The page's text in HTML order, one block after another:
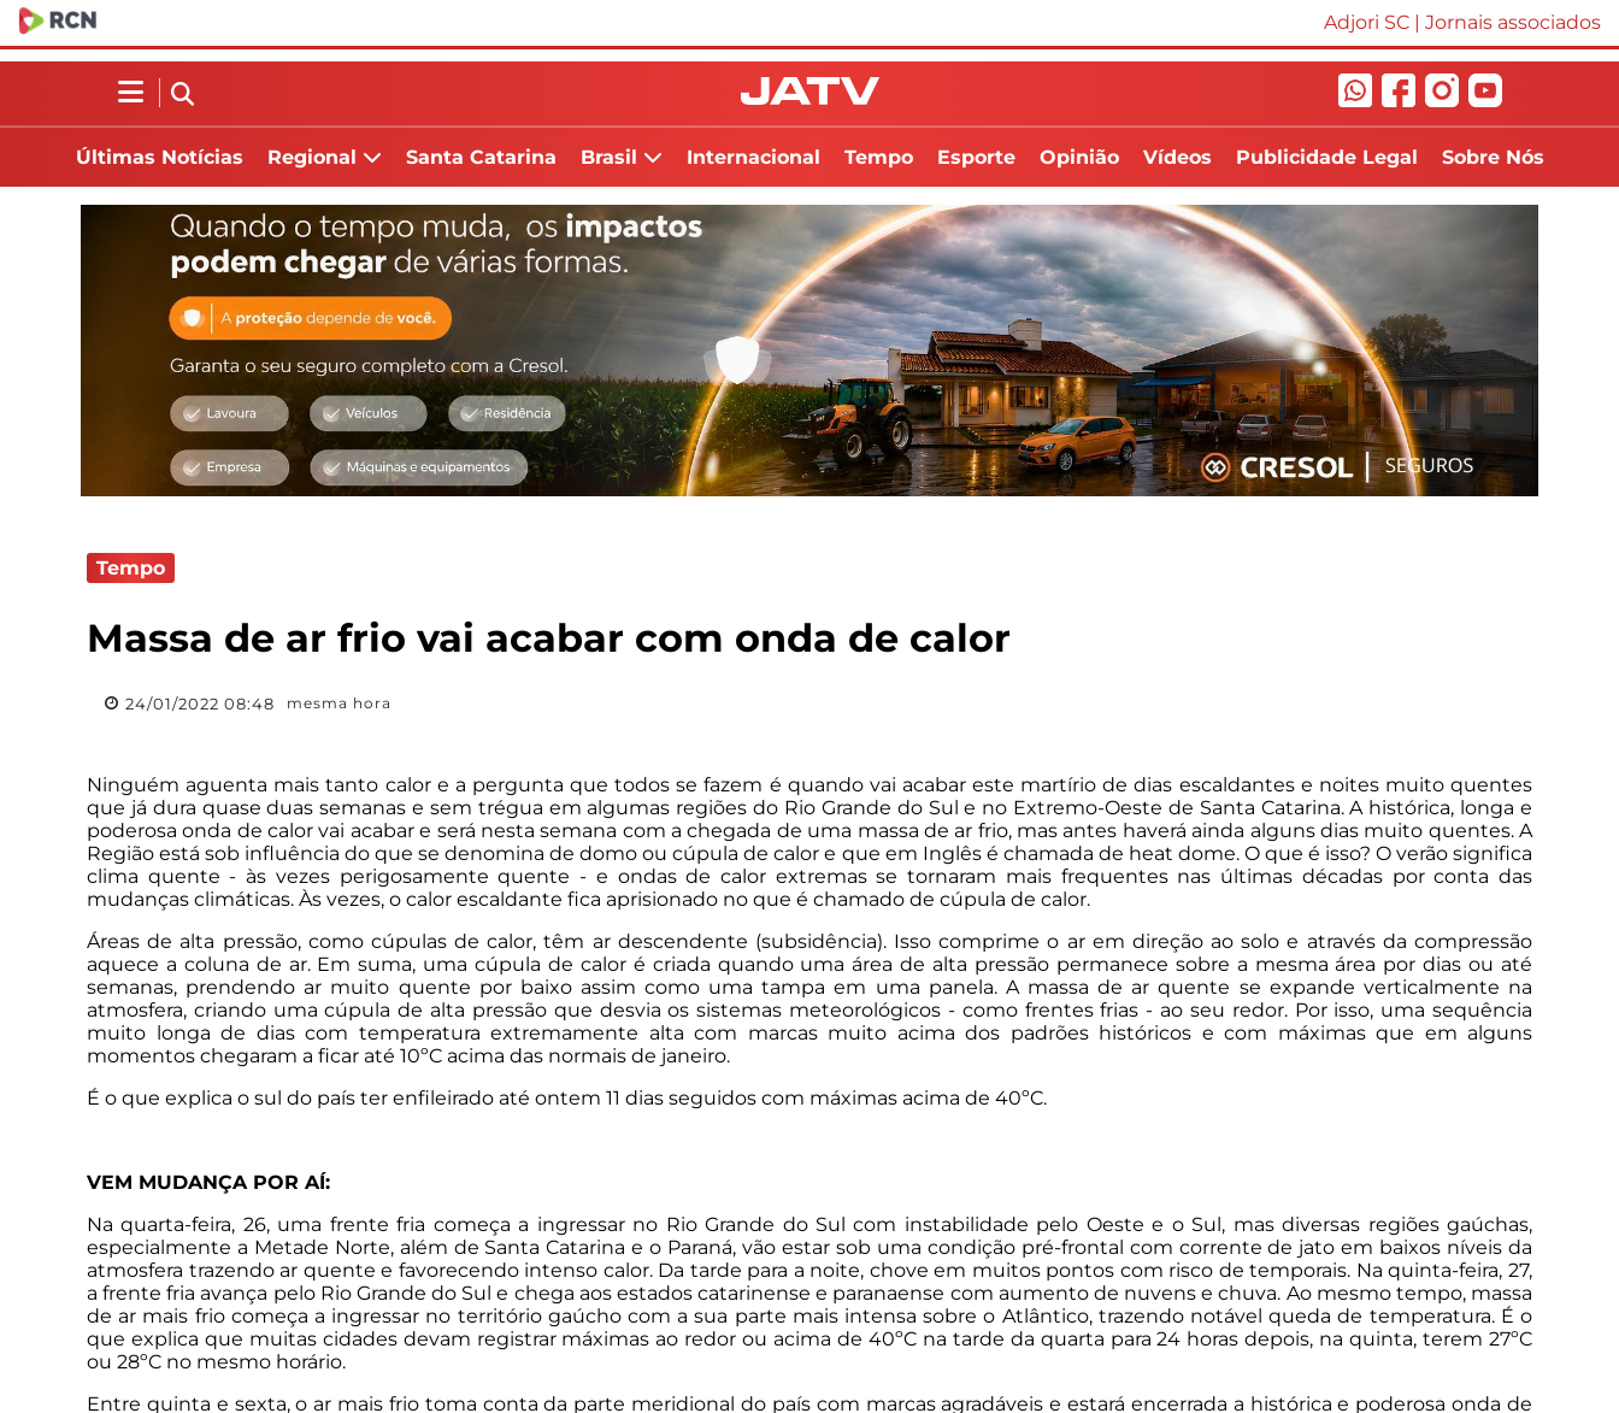
Adjori SC | Jornais associados
Últimas Notícias Regional Santa Catarina Brasil Internacional Tempo Esporte Opinião Vídeos Publicidade Legal Sobre Nós
Tempo
Massa de ar frio vai acabar com onda de calor
24/01/2022 08:48 mesma hora
Ninguém aguenta mais tanto calor e a pergunta que todos se fazem é quando vai acabar este martírio de dias escaldantes e noites muito quentes
que já dura quase duas semanas e sem trégua em algumas regiões do Rio Grande do Sul e no Extremo-Oeste de Santa Catarina. A histórica, longa e
poderosa onda de calor vai acabar e será nesta semana com a chegada de uma massa de ar frio, mas antes haverá ainda alguns dias muito quentes. A
Região está sob influência do que se denomina de domo ou cúpula de calor e que em Inglês é chamada de heat dome. O que é isso? O verão significa
clima quente - às vezes perigosamente quente - e ondas de calor extremas se tornaram mais frequentes nas últimas décadas por conta das
mudanças climáticas. Às vezes, o calor escaldante fica aprisionado no que é chamado de cúpula de calor.
Áreas de alta pressão, como cúpulas de calor, têm ar descendente (subsidência). Isso comprime o ar em direção ao solo e através da compressão
aquece a coluna de ar. Em suma, uma cúpula de calor é criada quando uma área de alta pressão permanece sobre a mesma área por dias ou até
semanas, prendendo ar muito quente por baixo assim como uma tampa em uma panela. A massa de ar quente se expande verticalmente na
atmosfera, criando uma cúpula de alta pressão que desvia os sistemas meteorológicos - como frentes frias - ao seu redor. Por isso, uma sequência
muito longa de dias com temperatura extremamente alta com marcas muito acima dos padrões históricos e com máximas que em alguns
momentos chegaram a ficar até 10ºC acima das normais de janeiro.
É o que explica o sul do país ter enfileirado até ontem 11 dias seguidos com máximas acima de 40ºC.
VEM MUDANÇA POR AÍ:
Na quarta-feira, 26, uma frente fria começa a ingressar no Rio Grande do Sul com instabilidade pelo Oeste e o Sul, mas diversas regiões gaúchas,
especialmente a Metade Norte, além de Santa Catarina e o Paraná, vão estar sob uma condição pré-frontal com corrente de jato em baixos níveis da
atmosfera trazendo ar quente e favorecendo intenso calor. Da tarde para a noite, chove em muitos pontos com risco de temporais. Na quinta-feira, 27,
a frente fria avança pelo Rio Grande do Sul e chega aos estados catarinense e paranaense com aumento de nuvens e chuva. Ao mesmo tempo, massa
de ar mais frio começa a ingressar no território gaúcho com a sua parte mais intensa sobre o Atlântico, trazendo notável queda de temperatura. É o
que explica que muitas cidades devam registrar máximas ao redor ou acima de 40ºC na tarde da quarta para 24 horas depois, na quinta, terem 27ºC
ou 28ºC no mesmo horário.
Entre quinta e sexta, o ar mais frio toma conta da parte meridional do país com marcas agradáveis e estará encerrada a histórica e poderosa onda de